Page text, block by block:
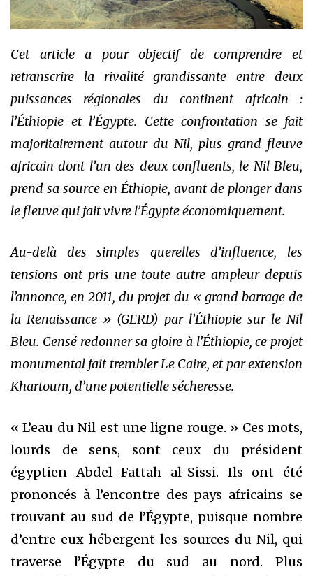
Cet article a pour objectif de comprendre et
retranscrire la rivalité grandissante entre deux
puissances régionales du continent africain :
l’Éthiopie et l’Égypte. Cette confrontation se fait
majoritairement autour du Nil, plus grand fleuve
africain dont l’un des deux confluents, le Nil Bleu,
prend sa source en Éthiopie, avant de plonger dans
le fleuve qui fait vivre l’Égypte économiquement.
Au-delà des simples querelles d’influence, les
tensions ont pris une toute autre ampleur depuis
l’annonce, en 2011, du projet du « grand barrage de
la Renaissance » (GERD) par l’Éthiopie sur le Nil
Bleu. Censé redonner sa gloire à l’Éthiopie, ce projet
monumental fait trembler Le Caire, et par extension
Khartoum, d’une potentielle sécheresse.
« L’eau du Nil est une ligne rouge. » Ces mots,
lourds de sens, sont ceux du président
égyptien Abdel Fattah al-Sissi. Ils ont été
prononcés à l’encontre des pays africains se
trouvant au sud de l’Égypte, puisque nombre
d’entre eux hébergent les sources du Nil, qui
traverse l’Égypte du sud au nord. Plus